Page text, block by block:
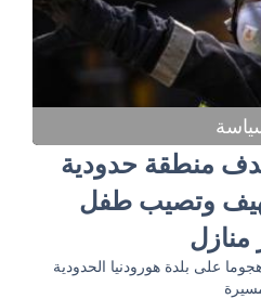
منطقة حدودية
وتصيب طفل
منازل
على بلدة هورودنيا الحدودية